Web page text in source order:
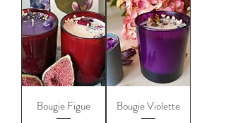
Bougie Figue Bougie Violette